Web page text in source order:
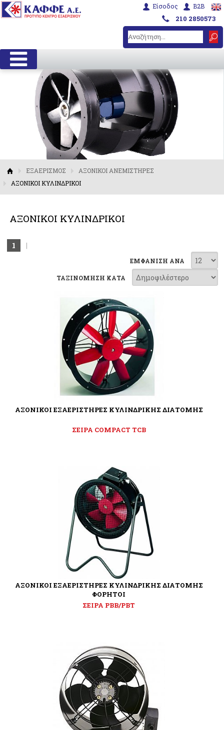
B2B
Είσοδος
210 2850573
ΕΞΑΕΡΙΣΜΟΣ
ΑΞΟΝΙΚΟΙ ΑΝΕΜΙΣΤΗΡΕΣ
ΑΞΟΝΙΚΟΙ ΚΥΛΙΝΔΡΙΚΟΙ
ΑΞΟΝΙΚΟΙ ΚΥΛΙΝΔΡΙΚΟΙ
1 |
ΕΜΦΑΝΙΣΗ ΑΝΑ
ΤΑΞΙΝΟΜΗΣΗ ΚΑΤΑ
ΑΞΟΝΙΚΟΙ ΕΞΑΕΡΙΣΤΗΡΕΣ ΚΥΛΙΝΔΡΙΚΗΣ ΔΙΑΤΟΜΗΣ
ΣΕΙΡΑ COMPACT TCB
ΑΞΟΝΙΚΟΙ ΕΞΑΕΡΙΣΤΗΡΕΣ ΚΥΛΙΝΔΡΙΚΗΣ ΔΙΑΤΟΜΗΣ
ΦΟΡΗΤΟΙ
ΣΕΙΡΑ PBB/PBT